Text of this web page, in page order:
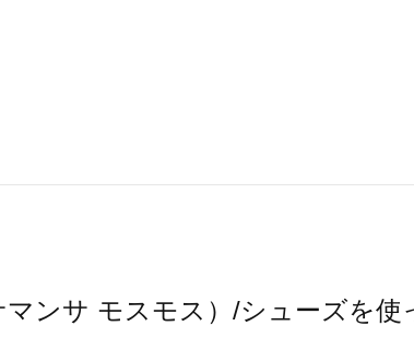
マンサ モスモス）/シューズを使